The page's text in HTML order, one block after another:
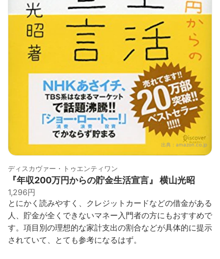
出典： amazon.co.jp
ディスカヴァー・トゥエンティワン
『年収200万円からの貯金生活宣言』 横山光昭
1,296円
とにかく読みやすく、クレジットカードなどの借金がある
人、貯金が全くできないマネー入門者の方にもおすすめで
す。項目別の理想的な家計支出の割合などが具体的に提示
されていて、とても参考になるはず。